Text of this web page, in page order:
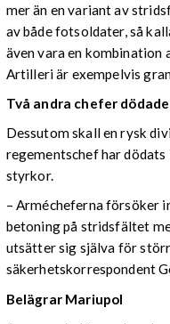
mer än en variant av
av både fotsoldater, så
även vara en
Artilleri är exempelvis
Två andra chefer dödade
Dessutom skall en rysk
regementschef har
styrkor.
– Armécheferna försöker
betoning på stridsfältet
utsätter sig själva för
säkerhetskorrespondent
Belägrar Mariupol